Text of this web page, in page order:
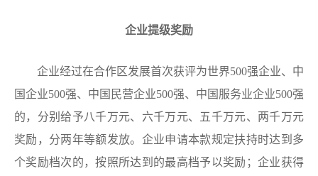
企业提级奖励
企业经过在合作区发展首次获评为世界500强企业、中
国企业500强、中国民营企业500强、中国服务业企业500强
的，分别给予八千万元、六千万元、五千万元、两千万元
奖励，分两年等额发放。企业申请本款规定扶持时达到多
个奖励档次的，按照所达到的最高档予以奖励；企业获得